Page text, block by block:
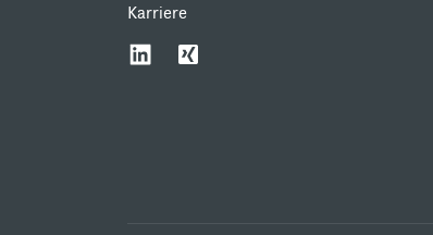
Karriere